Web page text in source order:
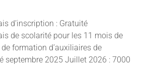
d’inscription : Gratuité
de scolarité pour les 11 mois de
formation d’auxiliaires de
septembre 2025 Juillet 2026 : 7000